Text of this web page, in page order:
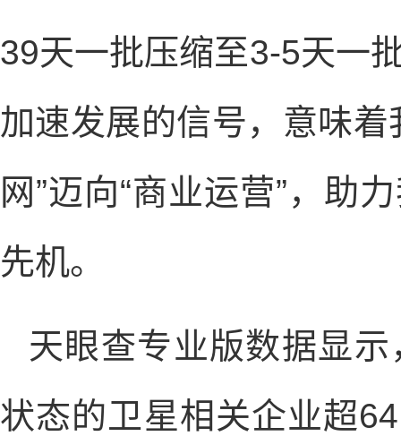
39天一批压缩至3-5天一
加速发展的信号，意味
网”迈向“商业运营”，助
先机。
天眼查专业版数据显
状态的卫星相关企业超